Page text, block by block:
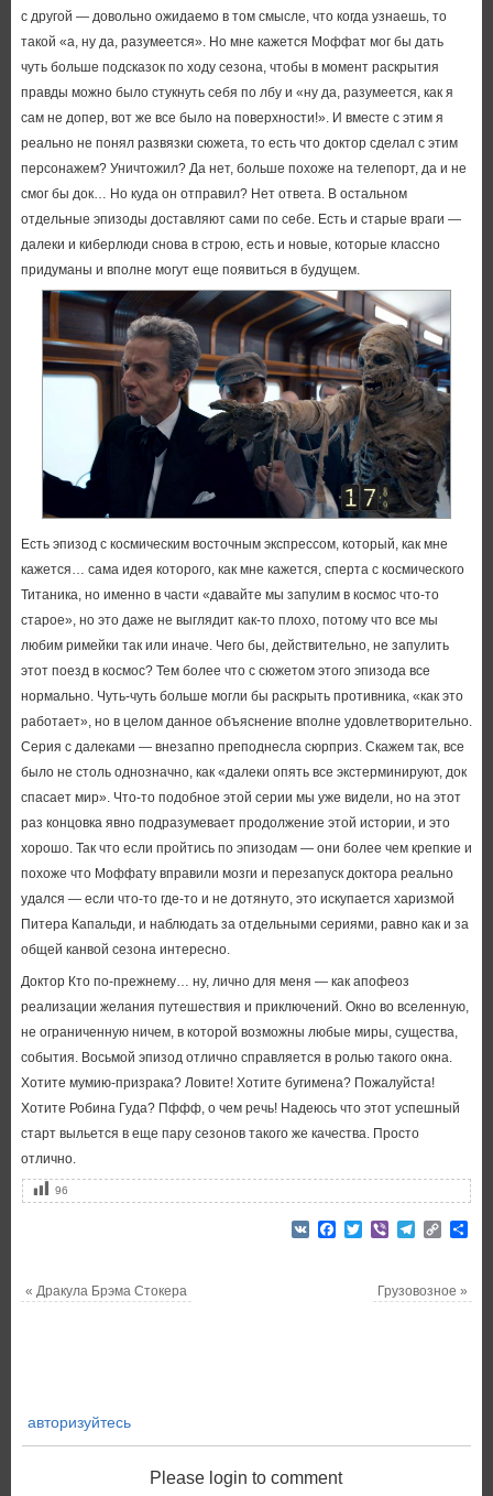
с другой — довольно ожидаемо в том смысле, что когда узнаешь, то
такой «а, ну да, разумеется». Но мне кажется Моффат мог бы дать
чуть больше подсказок по ходу сезона, чтобы в момент раскрытия
правды можно было стукнуть себя по лбу и «ну да, разумеется, как я
сам не допер, вот же все было на поверхности!». И вместе с этим я
реально не понял развязки сюжета, то есть что доктор сделал с этим
персонажем? Уничтожил? Да нет, больше похоже на телепорт, да и не
смог бы док… Но куда он отправил? Нет ответа. В остальном
отдельные эпизоды доставляют сами по себе. Есть и старые враги —
далеки и киберлюди снова в строю, есть и новые, которые классно
придуманы и вполне могут еще появиться в будущем.
Есть эпизод с космическим восточным экспрессом, который, как мне
кажется… сама идея которого, как мне кажется, сперта с космического
Титаника, но именно в части «давайте мы запулим в космос что-то
старое», но это даже не выглядит как-то плохо, потому что все мы
любим римейки так или иначе. Чего бы, действительно, не запулить
этот поезд в космос? Тем более что с сюжетом этого эпизода все
нормально. Чуть-чуть больше могли бы раскрыть противника, «как это
работает», но в целом данное объяснение вполне удовлетворительно.
Серия с далеками — внезапно преподнесла сюрприз. Скажем так, все
было не столь однозначно, как «далеки опять все экстерминируют, док
спасает мир». Что-то подобное этой серии мы уже видели, но на этот
раз концовка явно подразумевает продолжение этой истории, и это
хорошо. Так что если пройтись по эпизодам — они более чем крепкие и
похоже что Моффату вправили мозги и перезапуск доктора реально
удался — если что-то где-то и не дотянуто, это искупается харизмой
Питера Капальди, и наблюдать за отдельными сериями, равно как и за
общей канвой сезона интересно.
Доктор Кто по-прежнему… ну, лично для меня — как апофеоз
реализации желания путешествия и приключений. Окно во вселенную,
не ограниченную ничем, в которой возможны любые миры, существа,
события. Восьмой эпизод отлично справляется в ролью такого окна.
Хотите мумию-призрака? Ловите! Хотите бугимена? Пожалуйста!
Хотите Робина Гуда? Пффф, о чем речь! Надеюсь что этот успешный
старт выльется в еще пару сезонов такого же качества. Просто
отлично.
96
VK Facebook
TwitterViberTelegram
Copy
« Дракула Брэма Стокера Грузовозное»
авторизуйтесь
Please login to comment